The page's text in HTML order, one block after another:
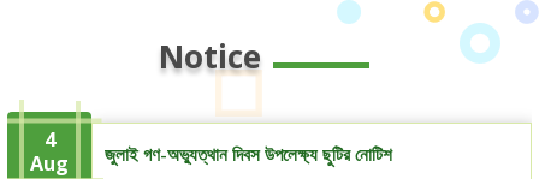
Notice
4
Aug
জুলাই গণ-অভ্যুত্থান দিবস উপলেক্ষ্য ছুটির নোটিশ